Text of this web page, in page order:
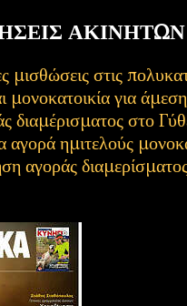
ΑΚΙΝΗΤΩΝ
μισθώσεις στις
μονοκατοικία για
στο
ημιτελούς
αγοράς